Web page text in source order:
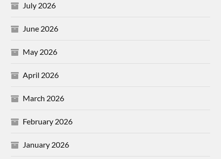
July 2026
June 2026
May 2026
April 2026
March 2026
February 2026
January 2026